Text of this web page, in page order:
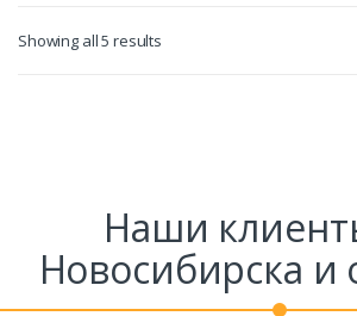
Showing all 5 results
Наши
Новосибирска и